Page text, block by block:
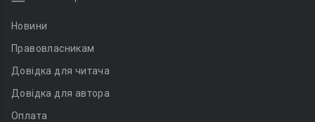
Новини
Правовласникам
Довідка для читача
Довідка для автора
Оплата